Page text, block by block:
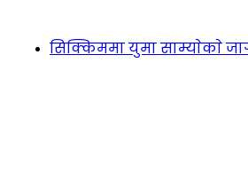
सिक्किममा युमा साम्याेकाे